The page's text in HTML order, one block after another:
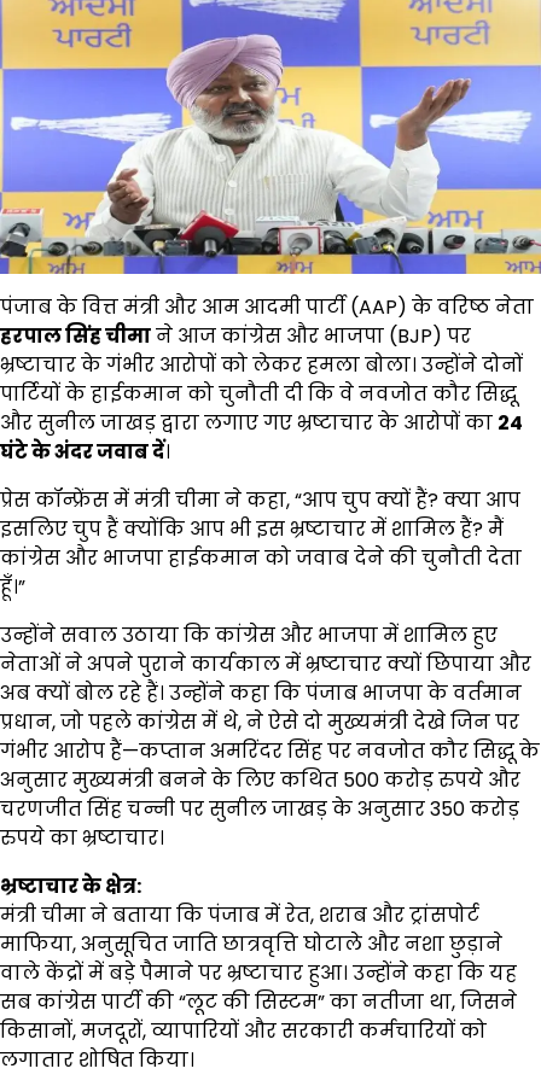
पंजाब के वित्त मंत्री और आम आदमी पार्टी (AAP) के वरिष्ठ नेता
हरपाल सिंह चीमाने आज कांग्रेस और भाजपा (BJP) पर
भ्रष्टाचार के गंभीर आरोपों को लेकर हमला बोला। उन्होंने दोनों
पार्टियों के हाईकमान को चुनौती दी कि वे नवजोत कौर सिद्धू
और सुनील जाखड़ द्वारा लगाए गए भ्रष्टाचार के आरोपों का 24
घंटे के अंदर जवाब दें।
प्रेस कॉन्फ्रेंस में मंत्री चीमा ने कहा, “आप चुप क्यों हैं? क्या आप
इसलिए चुप हैं क्योंकि आप भी इस भ्रष्टाचार में शामिल हैं? मैं
कांग्रेस और भाजपा हाईकमान को जवाब देने की चुनौती देता
हूँ।”
उन्होंने सवाल उठाया कि कांग्रेस और भाजपा में शामिल हुए
नेताओं ने अपने पुराने कार्यकाल में भ्रष्टाचार क्यों छिपाया और
अब क्यों बोल रहे हैं। उन्होंने कहा कि पंजाब भाजपा के वर्तमान
प्रधान, जो पहले कांग्रेस में थे, ने ऐसे दो मुख्यमंत्री देखे जिन पर
गंभीर आरोप हैं—कप्तान अमरिंदर सिंह पर नवजोत कौर सिद्धू के
अनुसार मुख्यमंत्री बनने के लिए कथित 500 करोड़ रुपये और
चरणजीत सिंह चन्नी पर सुनील जाखड़ के अनुसार 350 करोड़
रुपये का भ्रष्टाचार।
भ्रष्टाचार के क्षेत्र:
मंत्री चीमा ने बताया कि पंजाब में रेत, शराब और ट्रांसपोर्ट
माफिया, अनुसूचित जाति छात्रवृत्ति घोटाले और नशा छुड़ाने
वाले केंद्रों में बड़े पैमाने पर भ्रष्टाचार हुआ। उन्होंने कहा कि यह
सब कांग्रेस पार्टी की “लूट की सिस्टम” का नतीजा था, जिसने
किसानों, मजदूरों, व्यापारियों और सरकारी कर्मचारियों को
लगातार शोषित किया।